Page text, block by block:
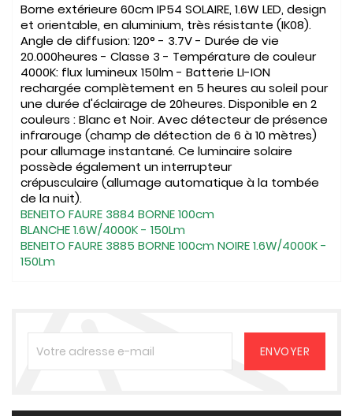
Borne extérieure 60cm IP54 SOLAIRE, 1.6W LED, design
et orientable, en aluminium, très résistante (IK08).
Angle de diffusion: 120° - 3.7V - Durée de vie
20.000heures - Classe 3 - Température de couleur
4000K: flux lumineux 150lm - Batterie LI-ION
rechargée complètement en 5 heures au soleil pour
une durée d'éclairage de 20heures. Disponible en 2
couleurs : Blanc et Noir. Avecdétecteur de présence
infrarouge (champ de détection de 6 à 10 mètres)
pour allumage instantané. Ce luminaire solaire
possède également uninterrupteur
crépusculaire (allumage automatique à la tombée
de la nuit).
BENEITO FAURE 3884 BORNE 100cm
BLANCHE1.6W/4000K - 150Lm
BENEITO FAURE 3885 BORNE 100cm NOIRE1.6W/4000K -
150Lm